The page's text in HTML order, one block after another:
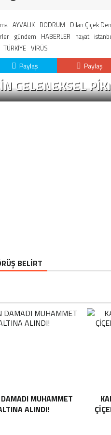
AYVALIK BODRUM Dilan Çiçek
gündem HABERLER hayat
TÜRKİYE VİRÜS
Paylaş Paylaş
GELENEKSEL
BELİRT
MUHAMMET
ALINDI!